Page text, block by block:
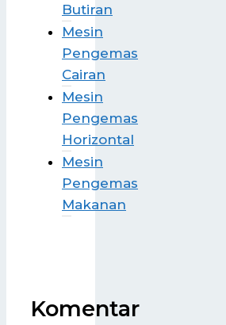
Butiran
Mesin
Pengemas
Cairan
Mesin
Pengemas
Horizontal
Mesin
Pengemas
Makanan
Komentar